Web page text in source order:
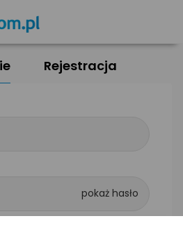
Rejestracja